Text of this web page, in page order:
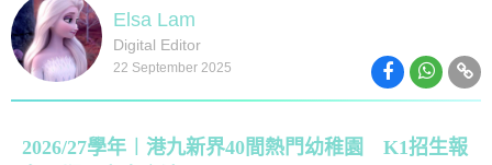
Elsa Lam
Digital Editor
22 September 2025
2026/27學年︱港九新界40間熱門幼稚園 K1招生報